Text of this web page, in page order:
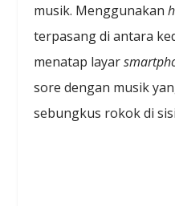
musik. Menggunakan
terpasang di antara
menatap layar
sore dengan musik
sebungkus rokok di